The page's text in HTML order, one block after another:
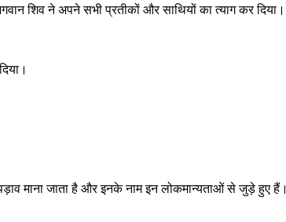
शिव ने अपने सभी प्रतीकों और साथियों का त्याग कर दिया।
माना जाता है और इनके नाम इन लोकमान्यताओं से जुड़े हुए हैं।